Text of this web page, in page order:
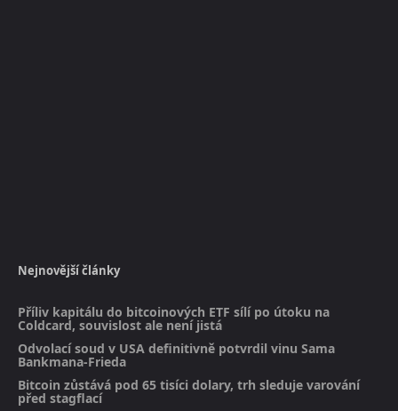
Nejnovější články
Příliv kapitálu do bitcoinových ETF sílí po útoku na
Coldcard, souvislost ale není jistá
Odvolací soud v USA definitivně potvrdil vinu Sama
Bankmana-Frieda
Bitcoin zůstává pod 65 tisíci dolary, trh sleduje varování
před stagflací